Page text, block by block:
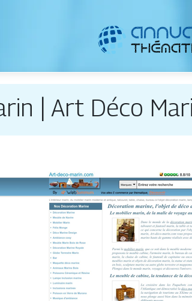
| Art Déco